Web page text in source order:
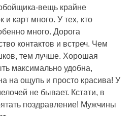
вещь крайне
и карт много. У тех, кто
много. Дорога
контактов и встреч. Чем
тем лучше. Хорошая
максимально удобна,
на ощупь и просто красива! У
не бывает. Кстати, в
поздравление! Мужчины